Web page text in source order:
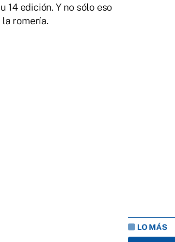
14 edición. Y no sólo eso
romería.
LO MÁS